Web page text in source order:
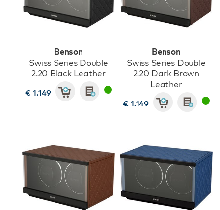
Benson
Swiss Series Double
2.20 Black Leather
€ 1.149
Benson
Swiss Series Double
2.20 Dark Brown
Leather
€ 1.149